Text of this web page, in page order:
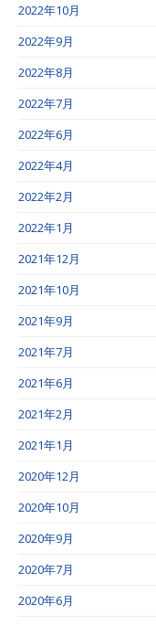
2022年10月
2022年9月
2022年8月
2022年7月
2022年6月
2022年4月
2022年2月
2022年1月
2021年12月
2021年10月
2021年9月
2021年7月
2021年6月
2021年2月
2021年1月
2020年12月
2020年10月
2020年9月
2020年7月
2020年6月